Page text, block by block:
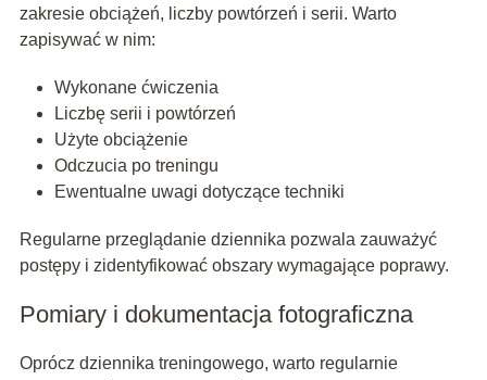
zakresie obciążeń, liczby powtórzeń i serii. Warto
zapisywać w nim:
Wykonane ćwiczenia
Liczbę serii i powtórzeń
Użyte obciążenie
Odczucia po treningu
Ewentualne uwagi dotyczące techniki
Regularne przeglądanie dziennika pozwala zauważyć
postępy i zidentyfikować obszary wymagające poprawy.
Pomiary i dokumentacja fotograficzna
Oprócz dziennika treningowego, warto regularnie